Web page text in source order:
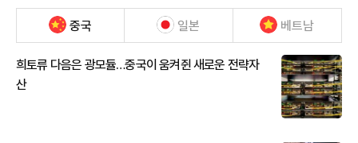
중국 일본 베트남
희토류 다음은 광모듈…중국이 움켜쥔 새로운 전략자
산